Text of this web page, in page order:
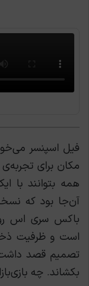
فیل اسپنسر
مکان برای
همه بتوانند با
آن‌جا بود که
‌باکس سری اس
است و ظرفیت
تصمیم قصد
بکشاند. چه